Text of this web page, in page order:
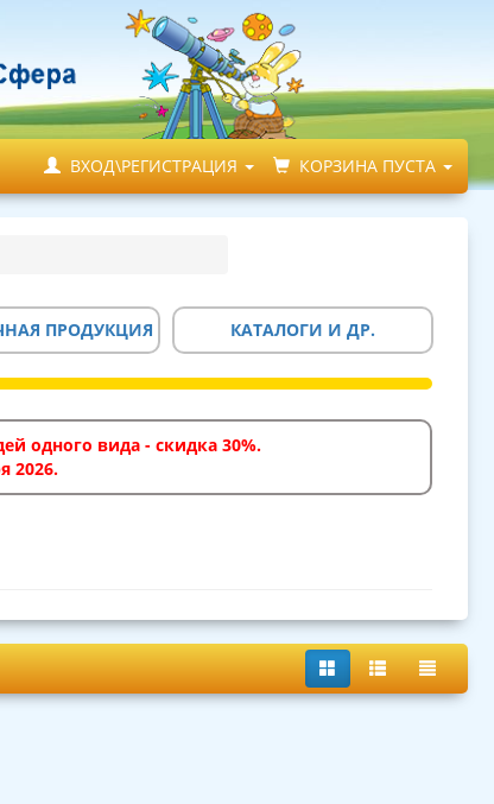
ВХОД\РЕГИСТРАЦИЯ КОРЗИНА ПУСТА
ПРОДУКЦИЯ КАТАЛОГИ И ДР.
одного вида - скидка 30%.
2026.